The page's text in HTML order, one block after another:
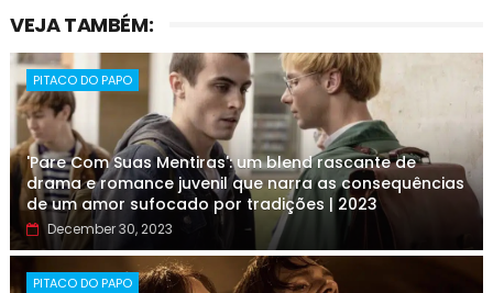
VEJA TAMBÉM:
PITACO DO PAPO
'Pare Com Suas Mentiras': um blend rascante de
drama e romance juvenil que narra as consequências
de um amor sufocado por tradições | 2023
December 30, 2023
PITACO DO PAPO